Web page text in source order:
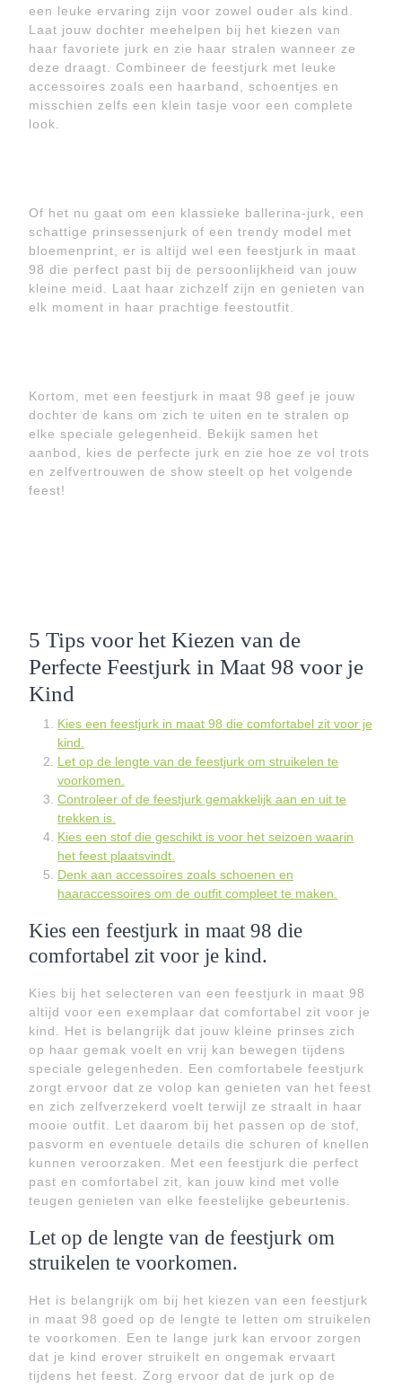
een leuke ervaring zijn voor zowel ouder als kind.
Laat jouw dochter meehelpen bij het kiezen van
haar favoriete jurk en zie haar stralen wanneer ze
deze draagt. Combineer de feestjurk met leuke
accessoires zoals een haarband, schoentjes en
misschien zelfs een klein tasje voor een complete
look.
Of het nu gaat om een klassieke ballerina-jurk, een
schattige prinsessenjurk of een trendy model met
bloemenprint, er is altijd wel een feestjurk in maat
98 die perfect past bij de persoonlijkheid van jouw
kleine meid. Laat haar zichzelf zijn en genieten van
elk moment in haar prachtige feestoutfit.
Kortom, met een feestjurk in maat 98 geef je jouw
dochter de kans om zich te uiten en te stralen op
elke speciale gelegenheid. Bekijk samen het
aanbod, kies de perfecte jurk en zie hoe ze vol trots
en zelfvertrouwen de show steelt op het volgende
feest!
5 Tips voor het Kiezen van de
Perfecte Feestjurk in Maat 98 voor je
Kind
Kies een feestjurk in maat 98 die comfortabel zit voor je
kind.
Let op de lengte van de feestjurk om struikelen te
voorkomen.
Controleer of de feestjurk gemakkelijk aan en uit te
trekken is.
Kies een stof die geschikt is voor het seizoen waarin
het feest plaatsvindt.
Denk aan accessoires zoals schoenen en
haaraccessoires om de outfit compleet te maken.
Kies een feestjurk in maat 98 die
comfortabel zit voor je kind.
Kies bij het selecteren van een feestjurk in maat 98
altijd voor een exemplaar dat comfortabel zit voor je
kind. Het is belangrijk dat jouw kleine prinses zich
op haar gemak voelt en vrij kan bewegen tijdens
speciale gelegenheden. Een comfortabele feestjurk
zorgt ervoor dat ze volop kan genieten van het feest
en zich zelfverzekerd voelt terwijl ze straalt in haar
mooie outfit. Let daarom bij het passen op de stof,
pasvorm en eventuele details die schuren of knellen
kunnen veroorzaken. Met een feestjurk die perfect
past en comfortabel zit, kan jouw kind met volle
teugen genieten van elke feestelijke gebeurtenis.
Let op de lengte van de feestjurk om
struikelen te voorkomen.
Het is belangrijk om bij het kiezen van een feestjurk
in maat 98 goed op de lengte te letten om struikelen
te voorkomen. Een te lange jurk kan ervoor zorgen
dat je kind erover struikelt en ongemak ervaart
tijdens het feest. Zorg ervoor dat de jurk op de